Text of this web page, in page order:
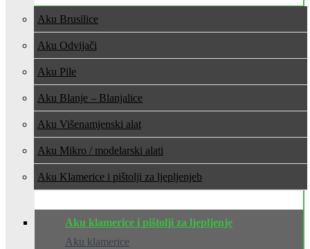
Aku Brusilice
Aku Odvijači
Aku Pile
Aku Blanje – Blanjalice
Aku Višenamjenski alat
Aku Mikro / modelarski alati
Aku Klamerice i pištolji za ljepljenje
Aku klamerice i pištolji za ljepljenje
Aku klamerice